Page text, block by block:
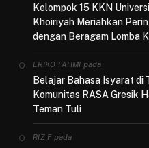
Kelompok 15 KKN
Khoiriyah Meriahkan
dengan Beragam Lomba
ERIKO FAHMI pada
Belajar Bahasa Isyarat di
Komunitas RASA Gresik
Teman Tuli
RIZ Fpada